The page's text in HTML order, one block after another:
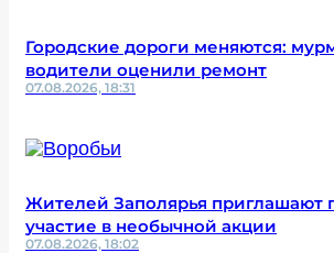
Городские дороги меняются:
водители оценили ремонт
07.08.2026, 18:31
Жителей Заполярья приглашают
участие в необычной акции
07.08.2026, 18:02